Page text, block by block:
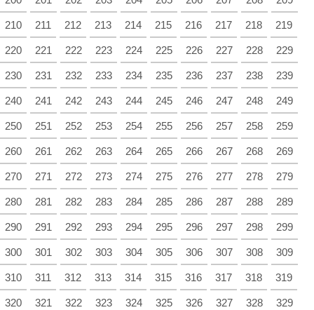
210 211 212 213 214 215 216 217 218 219
220 221 222 223 224 225 226 227 228 229
230 231 232 233 234 235 236 237 238 239
240 241 242 243 244 245 246 247 248 249
250 251 252 253 254 255 256 257 258 259
260 261 262 263 264 265 266 267 268 269
270 271 272 273 274 275 276 277 278 279
280 281 282 283 284 285 286 287 288 289
290 291 292 293 294 295 296 297 298 299
300 301 302 303 304 305 306 307 308 309
310 311 312 313 314 315 316 317 318 319
320 321 322 323 324 325 326 327 328 329